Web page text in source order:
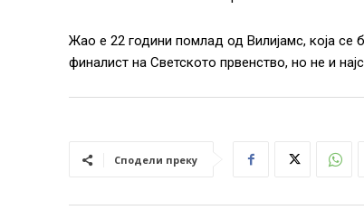
Жао е 22 години помлад од Вилијамс, која се
финалист на Светското првенство, но не и
Сподели преку